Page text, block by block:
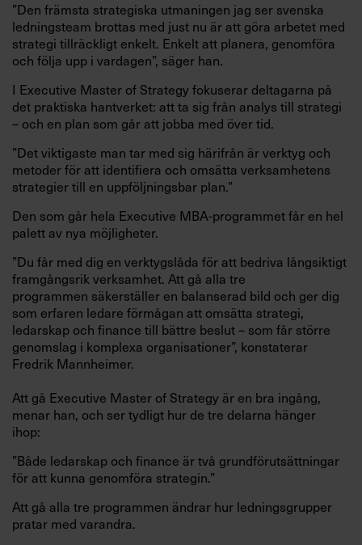
”Den främsta strategiska utmaningen jag ser svenska
ledningsteam brottas med just nu är att göra arbetet med
strategi tillräckligt enkelt. Enkelt att planera, genomföra
och följa upp i vardagen”, säger han.
I Executive Master of Strategy fokuserar deltagarna på
det praktiska hantverket: att ta sig från analys till strategi
– och en plan som går att jobba med över tid.
”Det viktigaste man tar med sig härifrån är verktyg och
metoder för att identifiera och omsätta verksamhetens
strategier till en uppföljningsbar plan.”
Den som går hela Executive MBA-programmet får en hel
palett av nya möjligheter.
”Du får med dig en verktygslåda för att bedriva långsiktigt
framgångsrik verksamhet. Att gå alla tre
programmen säkerställer en balanserad bild och ger dig
som erfaren ledare förmågan att omsätta strategi,
ledarskap och finance till bättre beslut – som får större
genomslag i komplexa organisationer”, konstaterar
Fredrik Mannheimer.
Att gå Executive Master of Strategy är en bra ingång,
menar han, och ser tydligt hur de tre delarna hänger
ihop:
”Både ledarskap och finance är två grundförutsättningar
för att kunna genomföra strategin.”
Att gå alla tre programmen ändrar hur ledningsgrupper
pratar med varandra.